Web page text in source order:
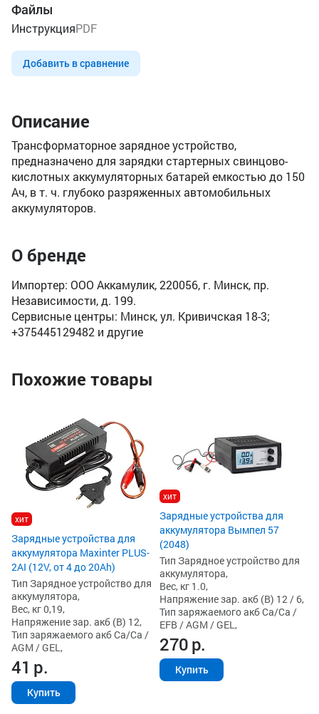
Файлы
ИнструкцияPDF
Добавить в сравнение
Описание
Трансформаторное зарядное устройство,
предназначено для зарядки стартерных свинцово-
кислотных аккумуляторных батарей емкостью до 150
Ач, в т. ч. глубоко разряженных автомобильных
аккумуляторов.
О бренде
Импортер: ООО Аккамулик, 220056, г. Минск, пр.
Независимости, д. 199.
Сервисные центры: Минск, ул. Кривичская 18-3;
+375445129482 и другие
Похожие товары
хит
Зарядные устройства для
аккумулятора Maxinter PLUS-
2AI (12V, от 4 до 20Ah)
Тип Зарядное устройство для
аккумулятора,
Вес, кг 0,19,
Напряжение зар. акб (В) 12,
Тип заряжаемого акб Ca/Ca /
AGM / GEL,
41 р.
Купить
хит
Зарядные устройства для
аккумулятора Вымпел 57
(2048)
Тип Зарядное устройство для
аккумулятора,
Вес, кг 1.0,
Напряжение зар. акб (В) 12 / 6,
Тип заряжаемого акб Ca/Ca /
EFB / AGM / GEL,
270р.
Купить